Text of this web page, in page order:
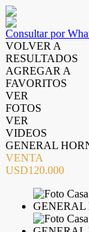
Consultar por
VOLVER A
RESULTADOS
AGREGAR A
FAVORITOS
VER
FOTOS
VER
VIDEOS
GENERAL
VENTA
USD120.000